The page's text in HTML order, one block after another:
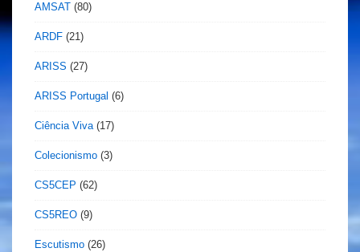
AMSAT (80)
ARDF (21)
ARISS (27)
ARISS Portugal (6)
Ciência Viva(17)
Colecionismo (3)
CS5CEP (62)
CS5REO (9)
Escutismo (26)